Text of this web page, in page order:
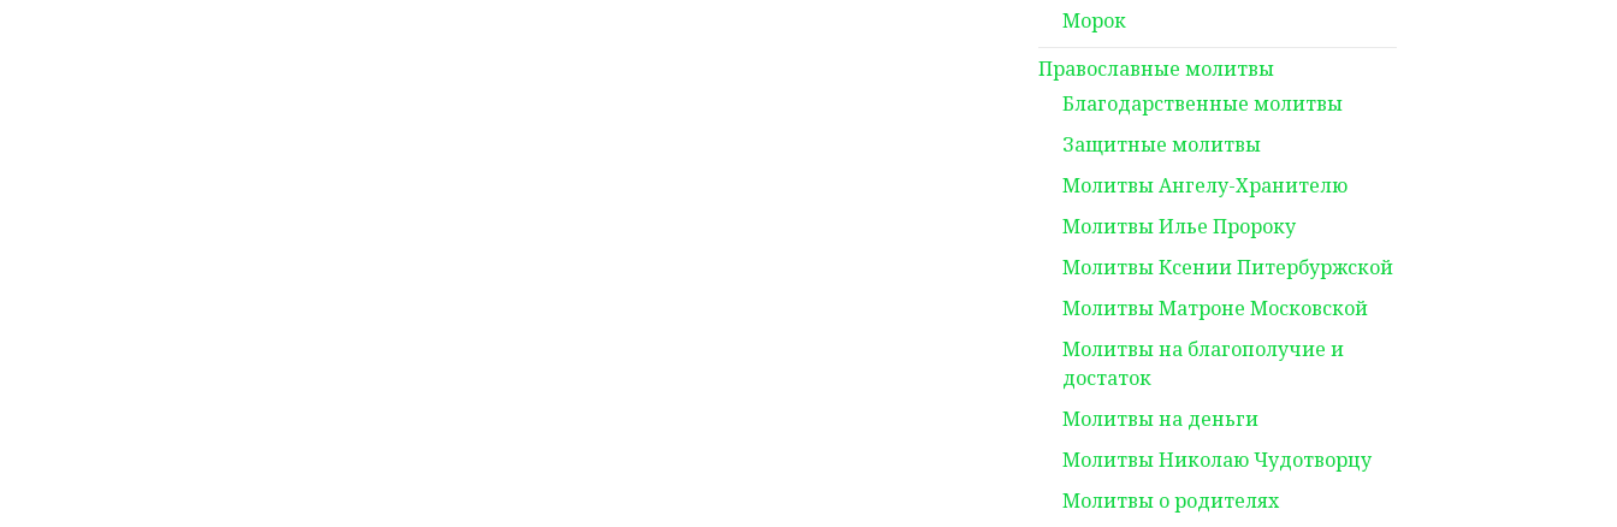
Морок
Православные молитвы
Благодарственные молитвы
Защитные молитвы
Молитвы Ангелу-Хранителю
Молитвы Илье Пророку
Молитвы Ксении Питербуржской
Молитвы Матроне Московской
Молитвы на благополучие и
достаток
Молитвы на деньги
Молитвы Николаю Чудотворцу
Молитвы о родителях